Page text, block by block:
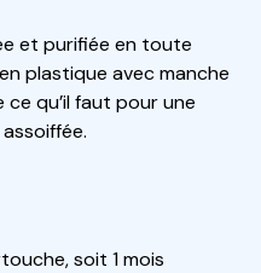
et purifiée en toute
plastique avec manche
ce qu’il faut pour une
soit 1 mois